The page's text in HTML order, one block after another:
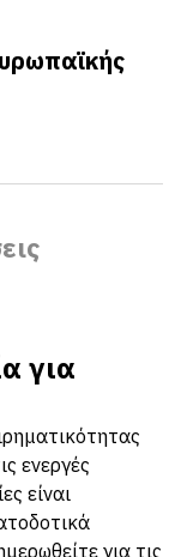
για
ενεργές
είναι
για τις